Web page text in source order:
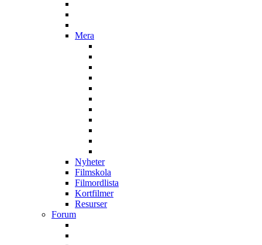
Mera
Nyheter
Filmskola
Filmordlista
Kortfilmer
Resurser
Forum